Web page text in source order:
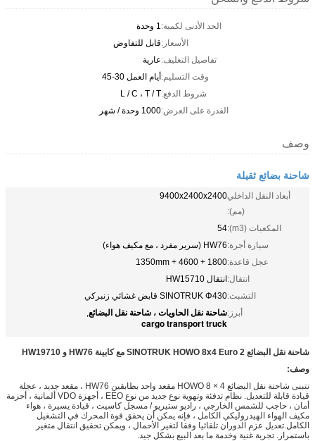
الحد الأدنى لكمية:1 وحدة
الأسعار:قابل للتفاوض
تفاصيل التغليف:عارية
وقت التسليم:أيام العمل 30-45
شروط الدفع:L / C ، T / T
القدرة على العرض:1000 وحدة / شهر
وصف
شاحنة بضائع ثقيلة
أبعاد النقل الداخلي
(مم):
9400x2400x2400
المكعبات (m3):
54
سيارة أجرة:HW76 (سرير مفرد ، مع مكيف هواء)
عجل قاعدة:1800 + 4600 + 1350mm
انتقال:انتقال HW15710
التشبث:SINOTRUK Φ430 قابض غشائي زنبركي
أبرز:شاحنة نقل الحاويات ، شاحنة نقل البضائع,
cargo transport truck
شاحنة نقل البضائع SINOTRUK HOWO 8x4 Euro 2 مع كابينة HW76 و HW19710
وصف:
تتبنى شاحنة نقل البضائع HOWO 8 × 4 مقعد واحد بطابقين HW76 ، مقعد جديد ، عجلة
قيادة قابلة للتعديل. نظام تدفئة وتهوية نوع جديد من نوع EEO ، أجهزة VDO ألمانية ، أحزمة
أمان ، حاجب للشمس الخارجي ، راديو ستيريو / مسجل كاسيت ، قيادة يسيرة ، هواء
مكيف الهواء الهيدروليكي الكامل ، فإنه يمكن أن يحقق قوة المحرك في التشغيل
الكامل.تعديل عزم الدوران تلقائيا وفقا لتغير الأحمال ، ويمكن تحقيق انتقال متغير
باستمرار. تجربة غنية وخدمة ما بعد البيع بشكل جيد.